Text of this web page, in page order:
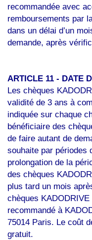
recommandée avec
remboursements par
dans un délai d’un
demande, après
ARTICLE 11 - DATE
Les chèques
validité de 3 ans à
indiquée sur chaque
bénéficiaire des
de faire autant de
souhaite par périodes
prolongation de la
des chèques
plus tard un mois
chèques
recommandé à
75014 Paris. Le coût
gratuit.